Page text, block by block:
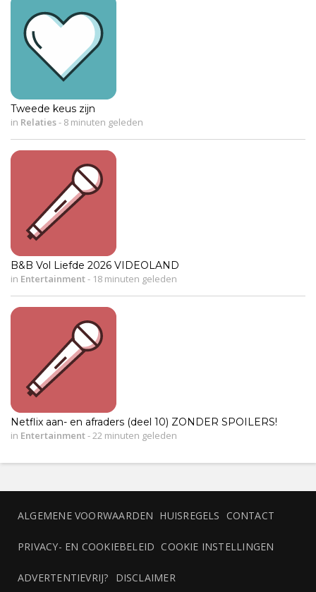
Tweede keus zijn
in Relaties- 8 minuten geleden
B&B Vol Liefde 2026 VIDEOLAND
in Entertainment- 18 minuten geleden
Netflix aan- en afraders (deel 10) ZONDER SPOILERS!
in Entertainment-22 minuten geleden
ALGEMENE VOORWAARDEN HUISREGELS CONTACT
PRIVACY- EN COOKIEBELEID COOKIE INSTELLINGEN
ADVERTENTIEVRIJ? DISCLAIMER